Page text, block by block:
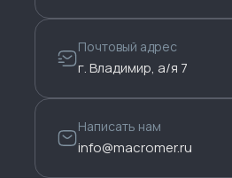
Почтовый адрес
г. Владимир, а/я 7
Написать нам
info@macromer.ru